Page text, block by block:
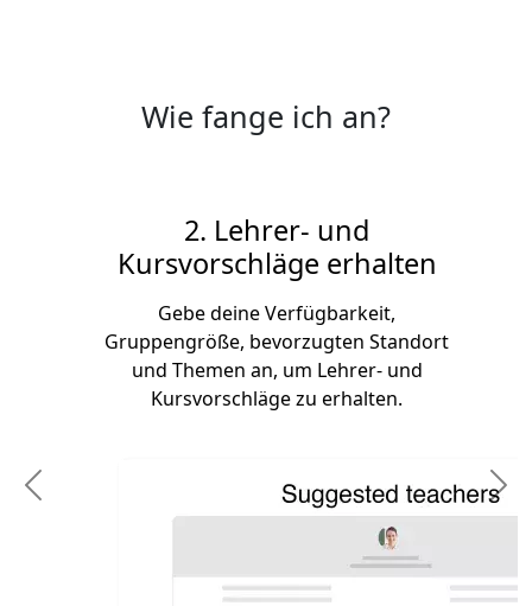
Wie fange ich an?
2. Lehrer- und
Kursvorschläge erhalten
Gebe deine Verfügbarkeit,
Gruppengröße, bevorzugten Standort
und Themen an, um Lehrer- und
Kursvorschläge zu erhalten.
Previous